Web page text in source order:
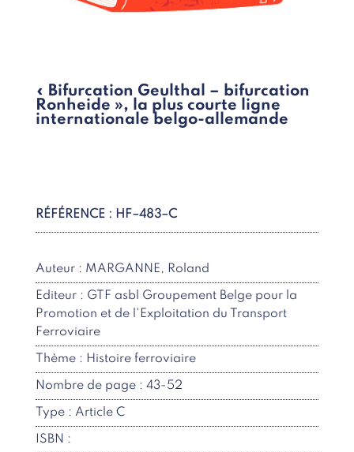
« Bifurcation Geulthal – bifurcation
Ronheide », la plus courte ligne
internationale belgo-allemande
RÉFÉRENCE : HF–483–C
Auteur : MARGANNE, Roland
Editeur : GTF asbl Groupement Belge pour la
Promotion et de l'Exploitation du Transport
Ferroviaire
Thème : Histoire ferroviaire
Nombre de page : 43-52
Type : Article C
ISBN :